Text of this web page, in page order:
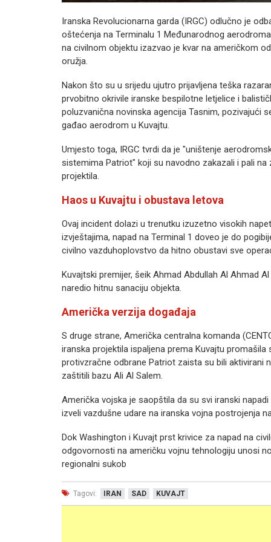
Iranska Revolucionarna garda (IRGC) odlučno je
oštećenja na Terminalu 1 Međunarodnog
na civilnom objektu izazvao je kvar na američkom
oružja.
Nakon što su u srijedu ujutro prijavljena teška
prvobitno okrivile iranske bespilotne letjelice i
poluzvanična novinska agencija Tasnim, pozivajući
gađao aerodrom u Kuvajtu.
Umjesto toga, IRGC tvrdi da je "uništenje
sistemima Patriot" koji su navodno zakazali i pali
projektila.
Haos u Kuvajtu i obustava letova
Ovaj incident dolazi u trenutku izuzetno visokih
izvještajima, napad na Terminal 1 doveo je do
civilno vazduhoplovstvo da hitno obustavi sve
Kuvajtski premijer, šeik Ahmad Abdullah Al Ahmad
naredio hitnu sanaciju objekta.
Američka verzija događaja
S druge strane, Američka centralna komanda
iranska projektila ispaljena prema Kuvajtu
protivzračne odbrane Patriot zaista su bili aktivirani
zaštitili bazu Ali Al Salem.
Američka vojska je saopštila da su svi iranski
izveli vazdušne udare na iranska vojna postrojenja
Dok Washington i Kuvajt prst krivice za napad na
odgovornosti na američku vojnu tehnologiju unosi
regionalni sukob
Tagovi: IRAN SAD KUVAJT